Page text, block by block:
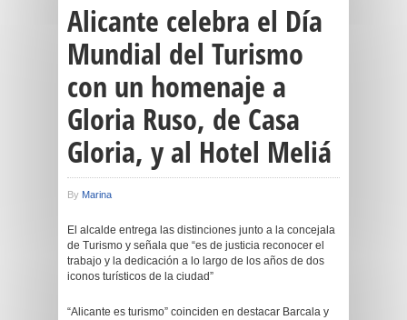
Alicante celebra el Día
Mundial del Turismo
con un homenaje a
Gloria Ruso, de Casa
Gloria, y al Hotel Meliá
By Marina
El alcalde entrega las distinciones junto a la concejala
de Turismo y señala que “es de justicia reconocer el
trabajo y la dedicación a lo largo de los años de dos
iconos turísticos de la ciudad”
“Alicante es turismo” coinciden en destacar Barcala y